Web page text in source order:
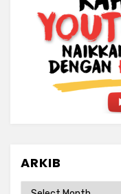
ARKIB
ARKIB